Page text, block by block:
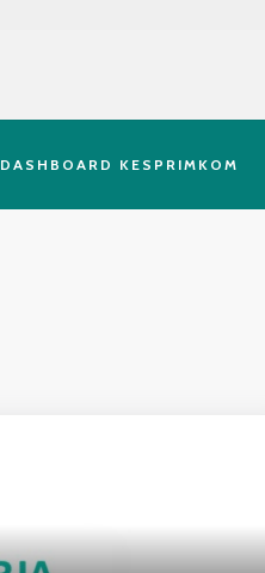
DASHBOARD KESPRIMKOM